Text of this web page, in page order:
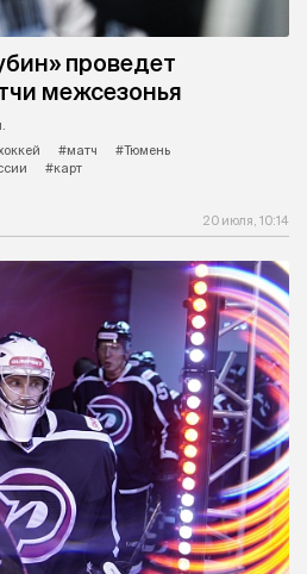
проведет
межсезонья
#матч
#Тюмень
#карт
20 июля, 10:14